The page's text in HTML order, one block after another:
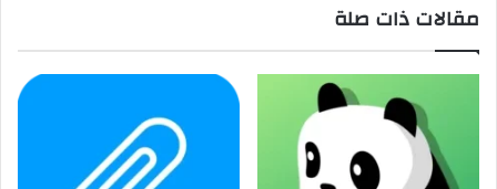
مقالات ذات صلة